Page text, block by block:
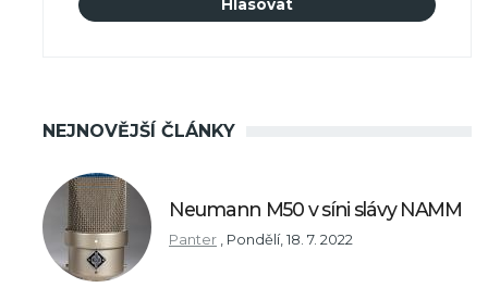
NEJNOVĚJŠÍ ČLÁNKY
Neumann M50 v síni slávy NAMM
Panter Pondělí, 18. 7. 2022